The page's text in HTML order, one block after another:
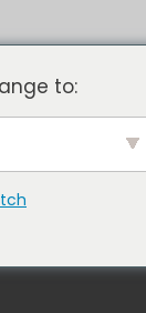
- Pas d'outillage
to: